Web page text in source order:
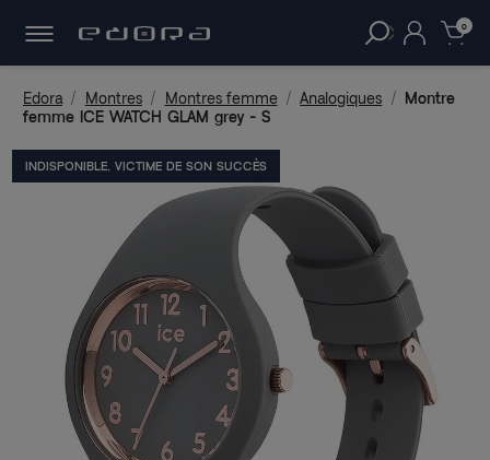
clear 0
Edora Montres Montres femme Analogiques
Montre
femme ICE WATCH GLAM grey - S
INDISPONIBLE, VICTIME DE SON SUCCÈS